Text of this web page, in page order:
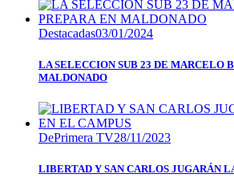
Destacadas03/01/2024
LA SELECCION SUB 23 DE MARCELO
MALDONADO
DePrimera TV28/11/2023
LIBERTAD Y SAN CARLOS JUGARÁN